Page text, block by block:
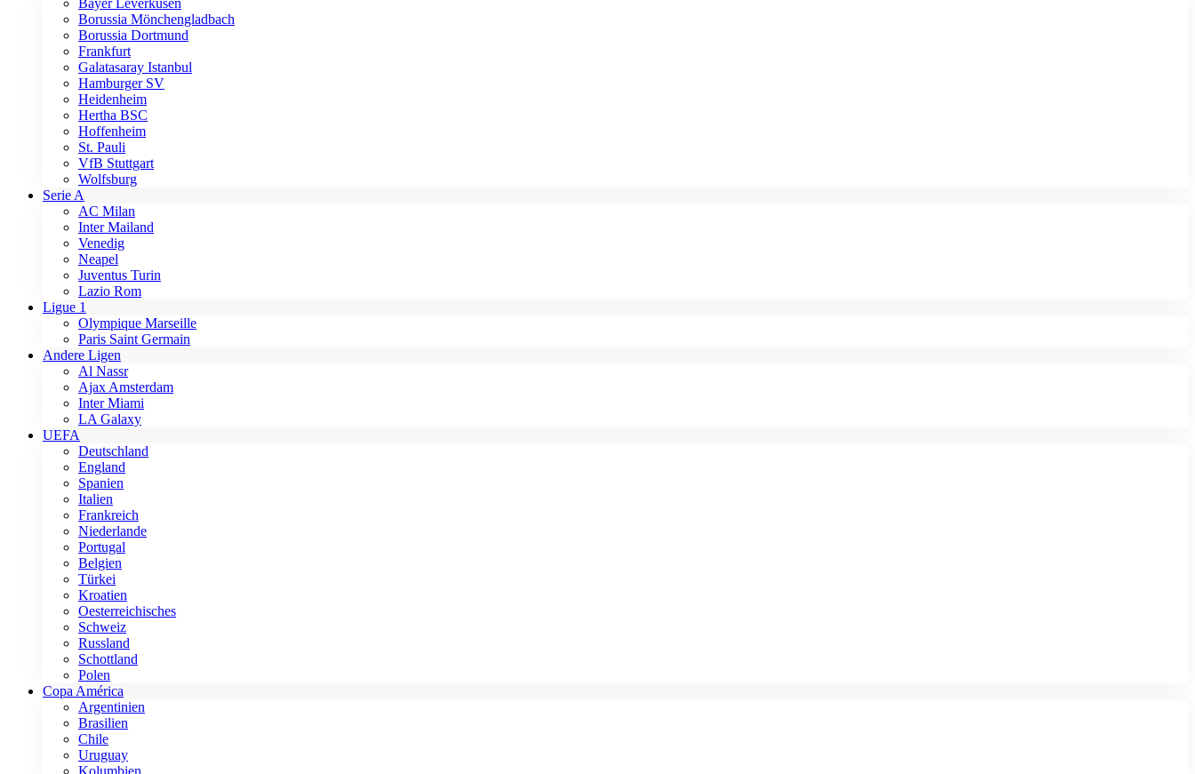
Bayer Leverkusen
Borussia Mönchengladbach
Borussia Dortmund
Frankfurt
Galatasaray Istanbul
Hamburger SV
Heidenheim
Hertha BSC
Hoffenheim
St. Pauli
VfB Stuttgart
Wolfsburg
Serie A
AC Milan
Inter Mailand
Venedig
Neapel
Juventus Turin
Lazio Rom
Ligue 1
Olympique Marseille
Paris Saint Germain
Andere Ligen
Al Nassr
Ajax Amsterdam
Inter Miami
LA Galaxy
UEFA
Deutschland
England
Spanien
Italien
Frankreich
Niederlande
Portugal
Belgien
Türkei
Kroatien
Oesterreichisches
Schweiz
Russland
Schottland
Polen
Copa América
Argentinien
Brasilien
Chile
Uruguay
Kolumbien